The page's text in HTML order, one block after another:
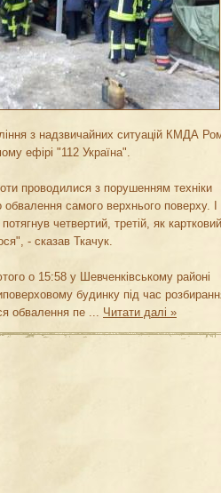
з надзвичайних ситуацій КМДА
ефірі "112 Україна".
проводилися з порушенням техніки
самого верхнього поверху. І
четвертий, третій, як картковий
- сказав Ткачук.
о 15:58 у Шевченківському районі
будинку під час
обвалення пе ... Читати далі »